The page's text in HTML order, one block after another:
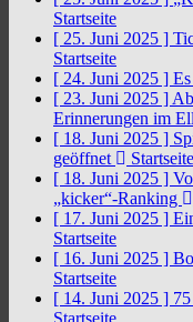
Startseite
[ 25. Juni 2025 ]
Startseite
[ 24. Juni 2025 ]
[ 23. Juni 2025 ]
Erinnerungen im
[ 18. Juni 2025 ]
geöffnet
Startseite
[ 18. Juni 2025 ]
„kicker“-Ranking
[ 17. Juni 2025 ]
Startseite
[ 16. Juni 2025 ]
Startseite
[ 14. Juni 2025 ]
Startseite